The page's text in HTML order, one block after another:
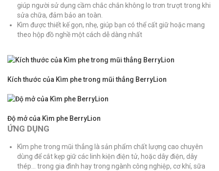
giúp người sử dụng cầm chắc chắn không lo trơn trượt trong khi
sửa chữa, đảm bảo an toàn.
Kìm được thiết kế gọn, nhẹ, giúp bạn có thể cất giữ hoặc mang
theo hộp đồ nghề một cách dễ dàng nhất
Kích thước của Kìm phe trong mũi thẳng BerryLion
Độ mở của Kìm phe BerryLion
ỨNG DỤNG
Kìm phe trong mũi thẳng là sản phẩm chất lượng cao chuyên
dùng để cắt kẹp giữ các linh kiện điện tử, hoặc dây điện, dây
thép… trong gia đình hay trong ngành công nghiệp, cơ khí, sữa